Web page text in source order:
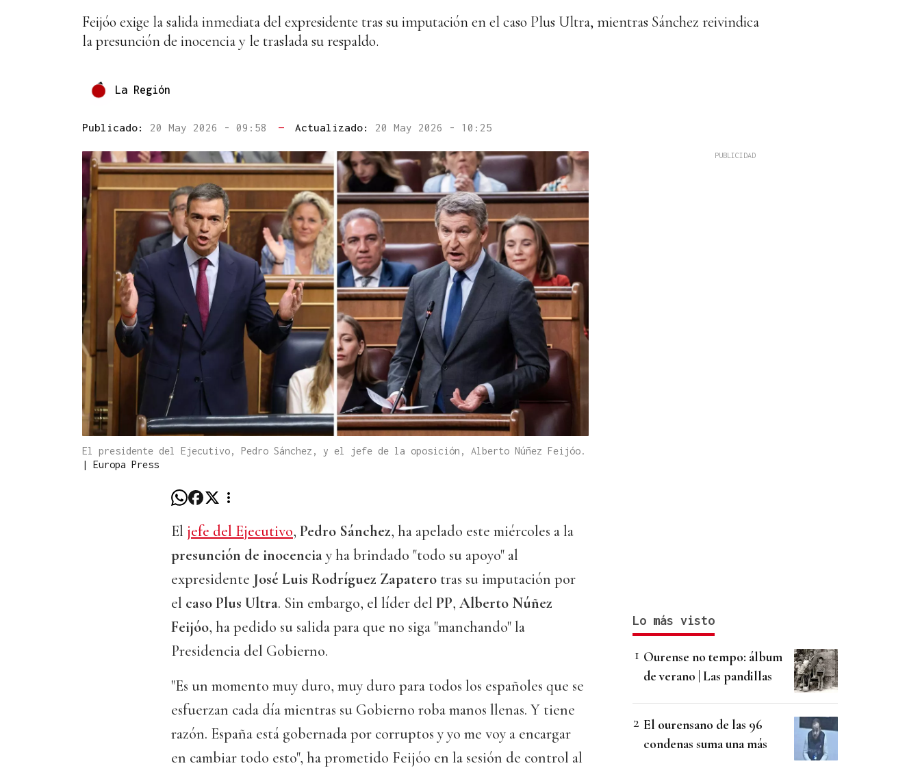
Feijóo exige la salida inmediata del expresidente tras su imputación en el caso Plus Ultra, mientras Sánchez reivindica
la presunción de inocencia y le traslada su respaldo.
La Región
Publicado: 20 May 2026 - 09:58 — Actualizado: 20 May 2026 - 10:25
El presidente del Ejecutivo, Pedro Sánchez, y el jefe de la oposición, Alberto Núñez Feijóo.
| Europa Press
El jefe del Ejecutivo, Pedro Sánchez, ha apelado este miércoles a la
presunción de inocenciay ha brindado "todo su apoyo" al
expresidente José Luis Rodríguez Zapatero tras su imputación por
el caso Plus Ultra. Sin embargo, el líder del PP, Alberto Núñez
Feijóo, ha pedido su salida para que no siga "manchando" la
Presidencia del Gobierno.
"Es un momento muy duro, muy duro para todos los españoles que se
esfuerzan cada día mientras su Gobierno roba manos llenas. Y tiene
razón. España está gobernada por corruptos y yo me voy a encargar
en cambiar todo esto", ha prometido Feijóo en la sesión de control al
Lo más visto
Ourense no tempo: álbum
de verano | Las pandillas
El ourensano de las 96
condenas suma una más